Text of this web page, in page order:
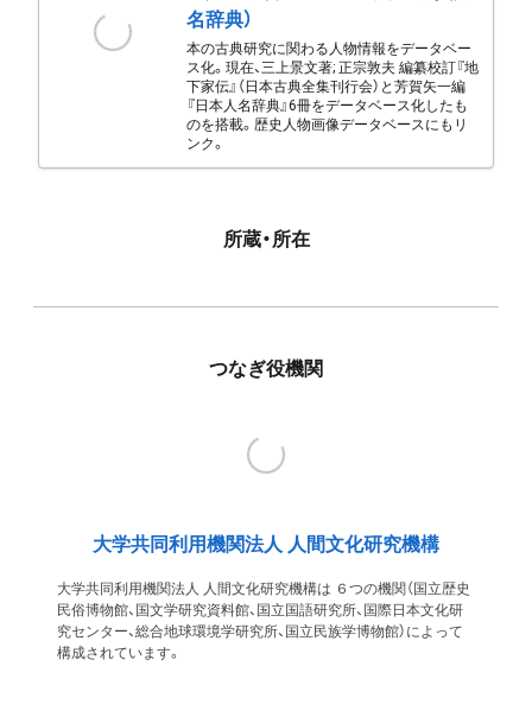
名辞典）
本の古典研究に関わる人物情報をデータベー
ス化。現在、三上景文著; 正宗敦夫 編纂校訂『地
下家伝』（日本古典全集刊行会）と芳賀矢一編
『日本人名辞典』6冊をデータベース化したも
のを搭載。歴史人物画像データベースにもリ
ンク。
所蔵・所在
つなぎ役機関
大学共同利用機関法人 人間文化研究機構
大学共同利用機関法人 人間文化研究機構は ６つの機関（国立歴史
民俗博物館、国文学研究資料館、国立国語研究所、国際日本文化研
究センター、総合地球環境学研究所、国立民族学博物館）によって
構成されています。